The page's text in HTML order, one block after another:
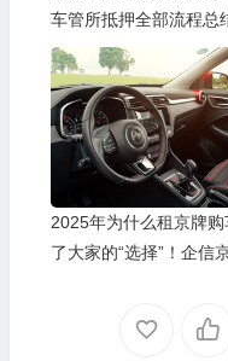
车管所抵押全部流程总
2025年为什么租京牌购
了大家的“选择”！企信